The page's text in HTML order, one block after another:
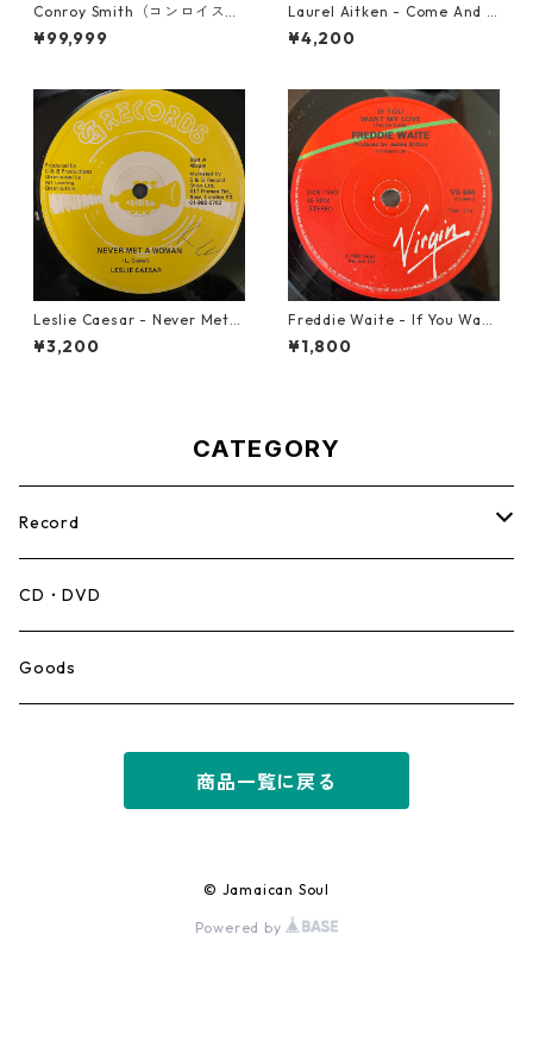
Conroy Smith（コンロイスミ
ス） - Dangerous【7'】
¥99,999
Laurel Aitken - Come And L
et Us Go【7-21779】
¥4,200
Leslie Caesar - Never Met A
Woman【12-50067】
¥3,200
Freddie Waite - If You Want
My Love【7-21943】
¥1,800
CATEGORY
Record
Mento,Calypso,Ballad
Ska
CD・DVD
Goods
商品一覧に戻る
© Jamaican Soul
Powered by